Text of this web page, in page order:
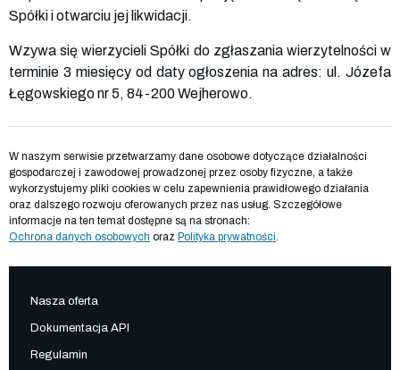
Spółki i otwarciu jej likwidacji.
Wzywa się wierzycieli Spółki do zgłaszania wierzytelności w
terminie 3 miesięcy od daty ogłoszenia na adres: ul. Józefa
Łęgowskiego nr 5, 84-200 Wejherowo.
W naszym serwisie przetwarzamy dane osobowe dotyczące działalności
gospodarczej i zawodowej prowadzonej przez osoby fizyczne, a także
wykorzystujemy pliki cookies w celu zapewnienia prawidłowego działania
oraz dalszego rozwoju oferowanych przez nas usług. Szczegółowe
informacje na ten temat dostępne są na stronach:
Ochrona danych osobowych oraz Polityka prywatności
Nasza oferta
Dokumentacja API
Regulamin